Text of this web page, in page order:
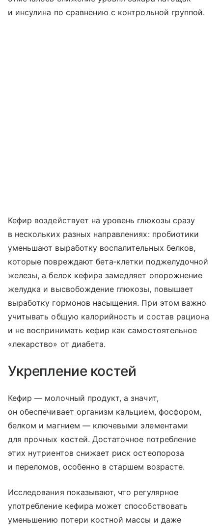
и инсулина по сравнению с контрольной группой.
Кефир воздействует на уровень глюкозы сразу
в нескольких разных направлениях: пробиотики
уменьшают выработку воспалительных белков,
которые повреждают бета‑клетки поджелудочной
железы, а белок кефира замедляет опорожнение
желудка и высвобождение глюкозы, повышает
выработку гормонов насыщения. При этом важно
учитывать общую калорийность и состав рациона
и не воспринимать кефир как самостоятельное
«лекарство» от диабета.
Укрепление костей
Кефир — молочный продукт, а значит,
он обеспечивает организм кальцием, фосфором,
белком и магнием — ключевыми элементами
для прочных костей. Достаточное потребление
этих нутриентов снижает риск остеопороза
и переломов, особенно в старшем возрасте.
Исследования показывают, что регулярное
употребление кефира может способствовать
уменьшению потери костной массы и даже